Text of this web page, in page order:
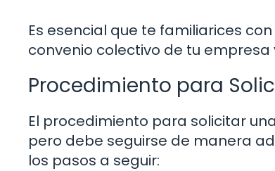
Es esencial que te familiarices
convenio colectivo de tu
Procedimiento para
El procedimiento para solicitar
pero debe seguirse de manera
los pasos a seguir: